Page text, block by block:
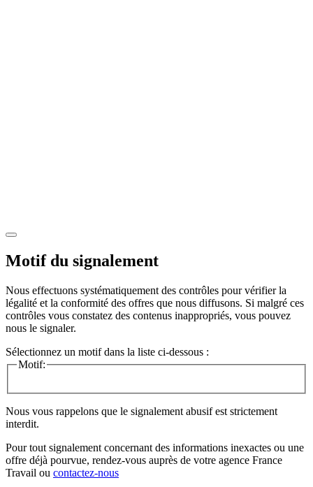
Motif du signalement
Nous effectuons systématiquement des contrôles pour vérifier la
légalité et la conformité des offres que nous diffusons. Si malgré ces
contrôles vous constatez des contenus inappropriés, vous pouvez
nous le signaler.
Sélectionnez un motif dans la liste ci-dessous :
Motif:
Nous vous rappelons que le signalement abusif est strictement
interdit.
Pour tout signalement concernant des informations inexactes ou une
offre déjà pourvue, rendez-vous auprès de votre agence France
Travail ou contactez-nous